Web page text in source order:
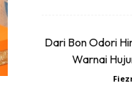
Dari Bon Odori
Warnai